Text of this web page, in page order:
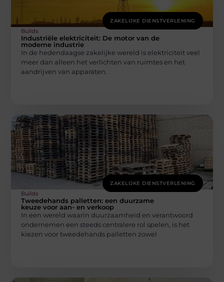
ZAKELIJKE DIENSTVERLENING
Builds
Industriële elektriciteit: De motor van de
moderne industrie
In de hedendaagse zakelijke wereld is elektriciteit veel
meer dan alleen het verlichten van ruimtes en het
aandrijven van apparaten.
ZAKELIJKE DIENSTVERLENING
Builds
Tweedehands palletten: een duurzame
keuze voor aan- en verkoop
In een wereld waarin duurzaamheid en verantwoord
ondernemen een steeds centralere rol spelen, is het
kiezen voor tweedehands palletten zowel